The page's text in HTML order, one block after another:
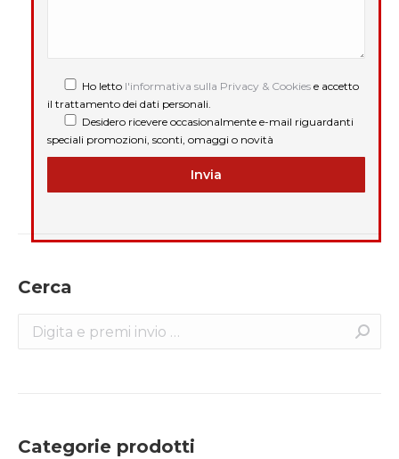
Ho letto l'informativa sulla Privacy & Cookies e accetto
il trattamento dei dati personali.
Desidero ricevere occasionalmente e-mail riguardanti
speciali promozioni, sconti, omaggi o novità
Cerca
Search:
Categorie prodotti